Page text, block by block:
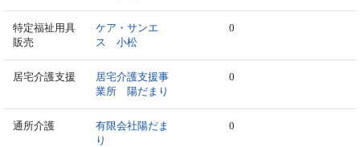
特定福祉用具
販売
ケア・サンエ
ス 小松
0
居宅介護支援
居宅介護支援事
業所 陽だまり
0
通所介護
有限会社陽だま
り
0